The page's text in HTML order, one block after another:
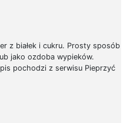
z białek i cukru. Prosty sposób
jako ozdoba wypieków.
pochodzi z serwisu Pieprzyć